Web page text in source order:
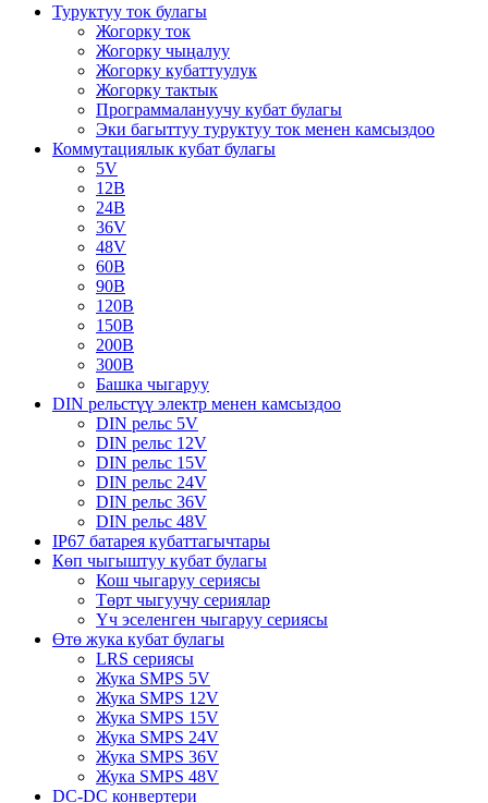
Туруктуу ток булагы
Жогорку ток
Жогорку чыңалуу
Жогорку кубаттуулук
Жогорку тактык
Программалануучу кубат булагы
Эки багыттуу туруктуу ток менен камсыздоо
Коммутациялык кубат булагы
5V
12В
24В
36V
48V
60В
90В
120В
150В
200В
300В
Башка чыгаруу
DIN рельстүү электр менен камсыздоо
DIN рельс 5V
DIN рельс 12V
DIN рельс 15V
DIN рельс 24V
DIN рельс 36V
DIN рельс 48V
IP67 батарея кубаттагычтары
Көп чыгыштуу кубат булагы
Кош чыгаруу сериясы
Төрт чыгуучу сериялар
Үч эселенген чыгаруу сериясы
Өтө жука кубат булагы
LRS сериясы
Жука SMPS 5V
Жука SMPS 12V
Жука SMPS 15V
Жука SMPS 24V
Жука SMPS 36V
Жука SMPS 48V
DC-DC конвертери